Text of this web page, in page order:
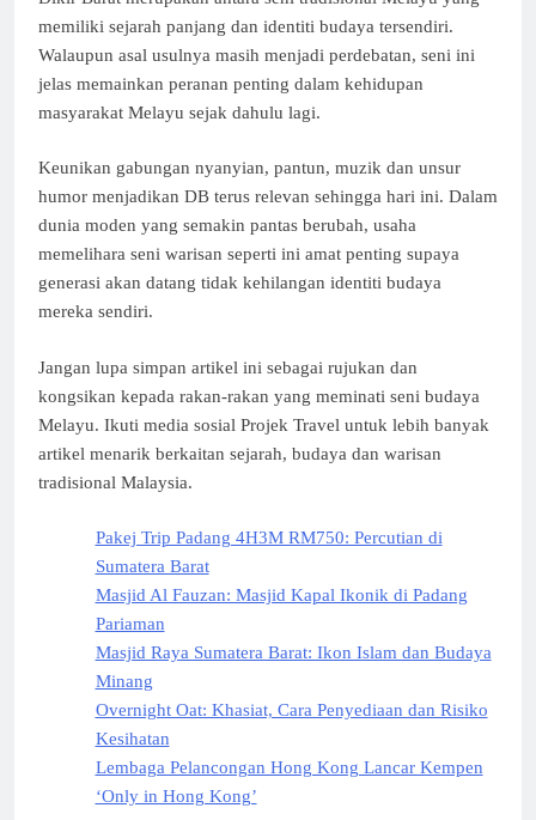
memiliki sejarah panjang dan identiti budaya tersendiri.
Walaupun asal usulnya masih menjadi perdebatan, seni ini
jelas memainkan peranan penting dalam kehidupan
masyarakat Melayu sejak dahulu lagi.
Keunikan gabungan nyanyian, pantun, muzik dan unsur
humor menjadikan DB terus relevan sehingga hari ini. Dalam
dunia moden yang semakin pantas berubah, usaha
memelihara seni warisan seperti ini amat penting supaya
generasi akan datang tidak kehilangan identiti budaya
mereka sendiri.
Jangan lupa simpan artikel ini sebagai rujukan dan
kongsikan kepada rakan-rakan yang meminati seni budaya
Melayu. Ikuti media sosial Projek Travel untuk lebih banyak
artikel menarik berkaitan sejarah, budaya dan warisan
tradisional Malaysia.
Pakej Trip Padang 4H3M RM750: Percutian di
Sumatera Barat
Masjid Al Fauzan: Masjid Kapal Ikonik di Padang
Pariaman
Masjid Raya Sumatera Barat: Ikon Islam dan Budaya
Minang
Overnight Oat: Khasiat, Cara Penyediaan dan Risiko
Kesihatan
Lembaga Pelancongan Hong Kong Lancar Kempen
‘Only in Hong Kong’